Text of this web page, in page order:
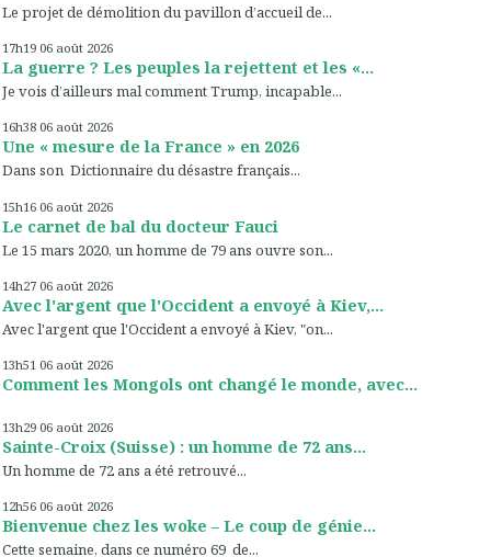
Le projet de démolition du pavillon d’accueil de...
17h19 06 août 2026
La guerre ? Les peuples la rejettent et les «...
Je vois d’ailleurs mal comment Trump, incapable...
16h38 06 août 2026
Une « mesure de la France » en 2026
Dans son Dictionnaire du désastre français...
15h16 06 août 2026
Le carnet de bal du docteur Fauci
Le 15 mars 2020, un homme de 79 ans ouvre son...
14h27 06 août 2026
Avec l'argent que l'Occident a envoyé à Kiev,...
Avec l'argent que l'Occident a envoyé à Kiev, "on...
13h51 06 août 2026
Comment les Mongols ont changé le monde, avec...
13h29 06 août 2026
Sainte-Croix (Suisse) : un homme de 72 ans...
Un homme de 72 ans a été retrouvé...
12h56 06 août 2026
Bienvenue chez les woke – Le coup de génie...
Cette semaine, dans ce numéro 69 de...